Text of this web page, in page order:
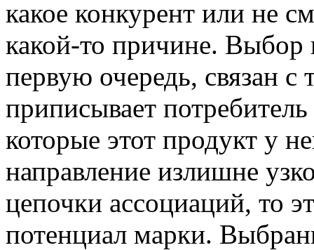
какое конкурент или не
какой-то причине. Выбор
первую очередь, связан с
приписывает
которые этот продукт у
направление излишне
цепочки ассоциаций, то
потенциал марки.